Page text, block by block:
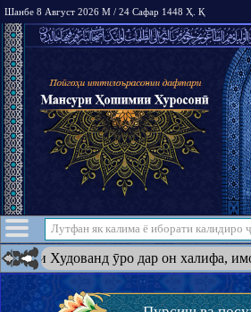
Шанбе 8 Август 2026 М / 24 Сафар 1448 Ҳ. Қ
ӯро дар он халифа, имом